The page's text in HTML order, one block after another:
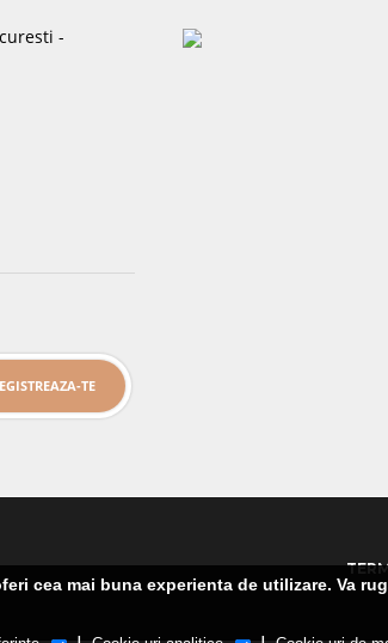
-
cea mai buna experienta de utilizare. Va